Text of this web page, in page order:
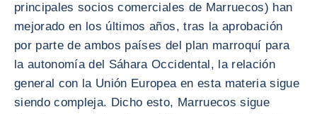
principales socios comerciales de Marruecos) han
mejorado en los últimos años, tras la aprobación
por parte de ambos países del plan marroquí para
la autonomía del Sáhara Occidental, la relación
general con la Unión Europea en esta materia sigue
siendo compleja. Dicho esto, Marruecos sigue